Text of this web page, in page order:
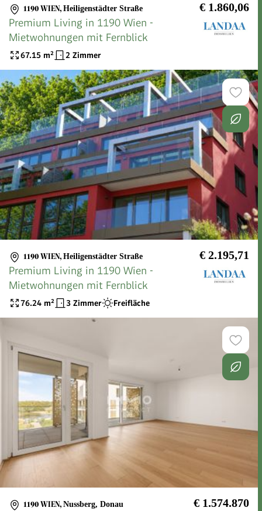
1190 WIEN, Heiligenstädter Straße € 1.860,06
Premium Living in 1190 Wien -
Mietwohnungen mit Fernblick
67.15 m² 2 Zimmer
1190 WIEN, Heiligenstädter Straße € 2.195,71
Premium Living in 1190 Wien -
Mietwohnungen mit Fernblick
76.24 m² 3 Zimmer Freifläche
1190 WIEN, Nussberg, Donau € 1.574.870